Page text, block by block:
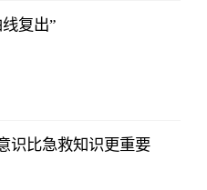
复出”
识比急救知识更重要